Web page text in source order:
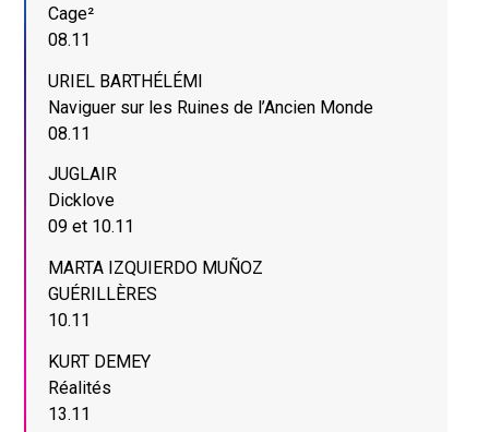
Cage²
08.11
URIEL BARTHÉLÉMI
Naviguer sur les Ruines de l’Ancien Monde
08.11
JUGLAIR
Dicklove
09 et 10.11
MARTA IZQUIERDO MUÑOZ
GUÉRILLÈRES
10.11
KURT DEMEY
Réalités
13.11